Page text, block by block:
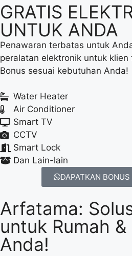
GRATIS
UNTUK ANDA
Penawaran terbatas untuk
peralatan elektronik untuk
Bonus sesuai kebutuhan Anda!
Water Heater
Air Conditioner
Smart TV
CCTV
Smart Lock
Dan Lain-lain
DAPATKAN
Arfatama:
untuk Rumah
Anda!